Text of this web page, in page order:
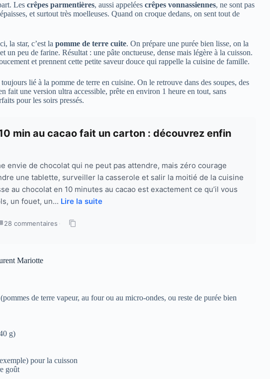
Les crêpes parmentières, aussi appelées crêpes vonnassiennes, ne sont pas
et surtout très moelleuses. Quand on croque dedans, on sent tout de
la star, c’est la pomme de terre cuite. On prépare une purée bien lisse, on la
peu de farine. Résultat : une pâte onctueuse, dense mais légère à la cuisson.
et prennent cette petite saveur douce qui rappelle la cuisine de famille.
toujours lié à la pomme de terre en cuisine. On le retrouve dans des soupes, des
fait une version ultra accessible, prête en environ 1 heure en tout, sans
pour les soirs pressés.
min au cacao fait un carton : découvrez enfin
envie de chocolat qui ne peut pas attendre, mais zéro courage
une tablette, surveiller la casserole et salir la moitié de la cuisine
au chocolat en 10 minutes au cacao est exactement ce qu’il vous
un fouet, un... Lire la suite
28 commentaires ·
Mariotte
(pommes de terre vapeur, au four ou au micro-ondes, ou reste de purée bien
g)
pour la cuisson
goût